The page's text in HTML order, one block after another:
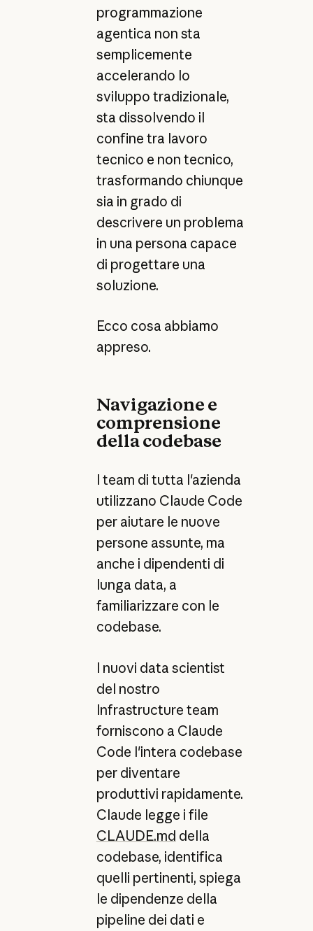
programmazione
agentica non sta
semplicemente
accelerando lo
sviluppo tradizionale,
sta dissolvendo il
confine tra lavoro
tecnico e non tecnico,
trasformando chiunque
sia in grado di
descrivere un problema
in una persona capace
di progettare una
soluzione.
Ecco cosa abbiamo
appreso.
Navigazione e
comprensione
della codebase
I team di tutta l'azienda
utilizzano Claude Code
per aiutare le nuove
persone assunte, ma
anche i dipendenti di
lunga data, a
familiarizzare con le
codebase.
I nuovi data scientist
del nostro
Infrastructure team
forniscono a Claude
Code l'intera codebase
per diventare
produttivi rapidamente.
Claude legge i file
CLAUDE.md della
codebase, identifica
quelli pertinenti, spiega
le dipendenze della
pipeline dei dati e